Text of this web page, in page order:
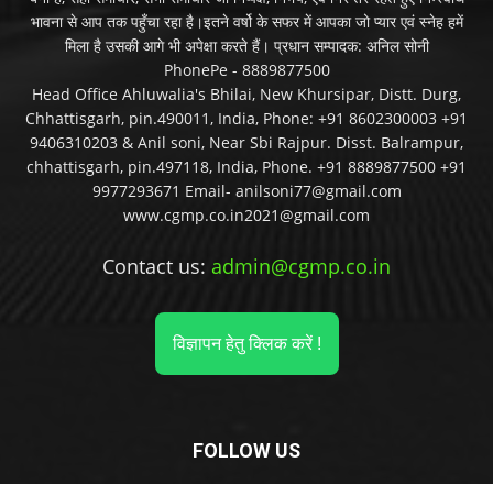
भावना से आप तक पहुँचा रहा है।इतने वर्षो के सफर में आपका जो प्यार एवं स्नेह हमें
मिला है उसकी आगे भी अपेक्षा करते हैं। प्रधान सम्पादक: अनिल सोनी
PhonePe - 8889877500
Head Office Ahluwalia's Bhilai, New Khursipar, Distt. Durg,
Chhattisgarh, pin.490011, India, Phone: +91 8602300003 +91
9406310203 & Anil soni, Near Sbi Rajpur. Disst. Balrampur,
chhattisgarh, pin.497118, India, Phone. +91 8889877500 +91
9977293671 Email- anilsoni77@gmail.com
www.cgmp.co.in2021@gmail.com
Contact us: admin@cgmp.co.in
विज्ञापन हेतु क्लिक करें !
FOLLOW US